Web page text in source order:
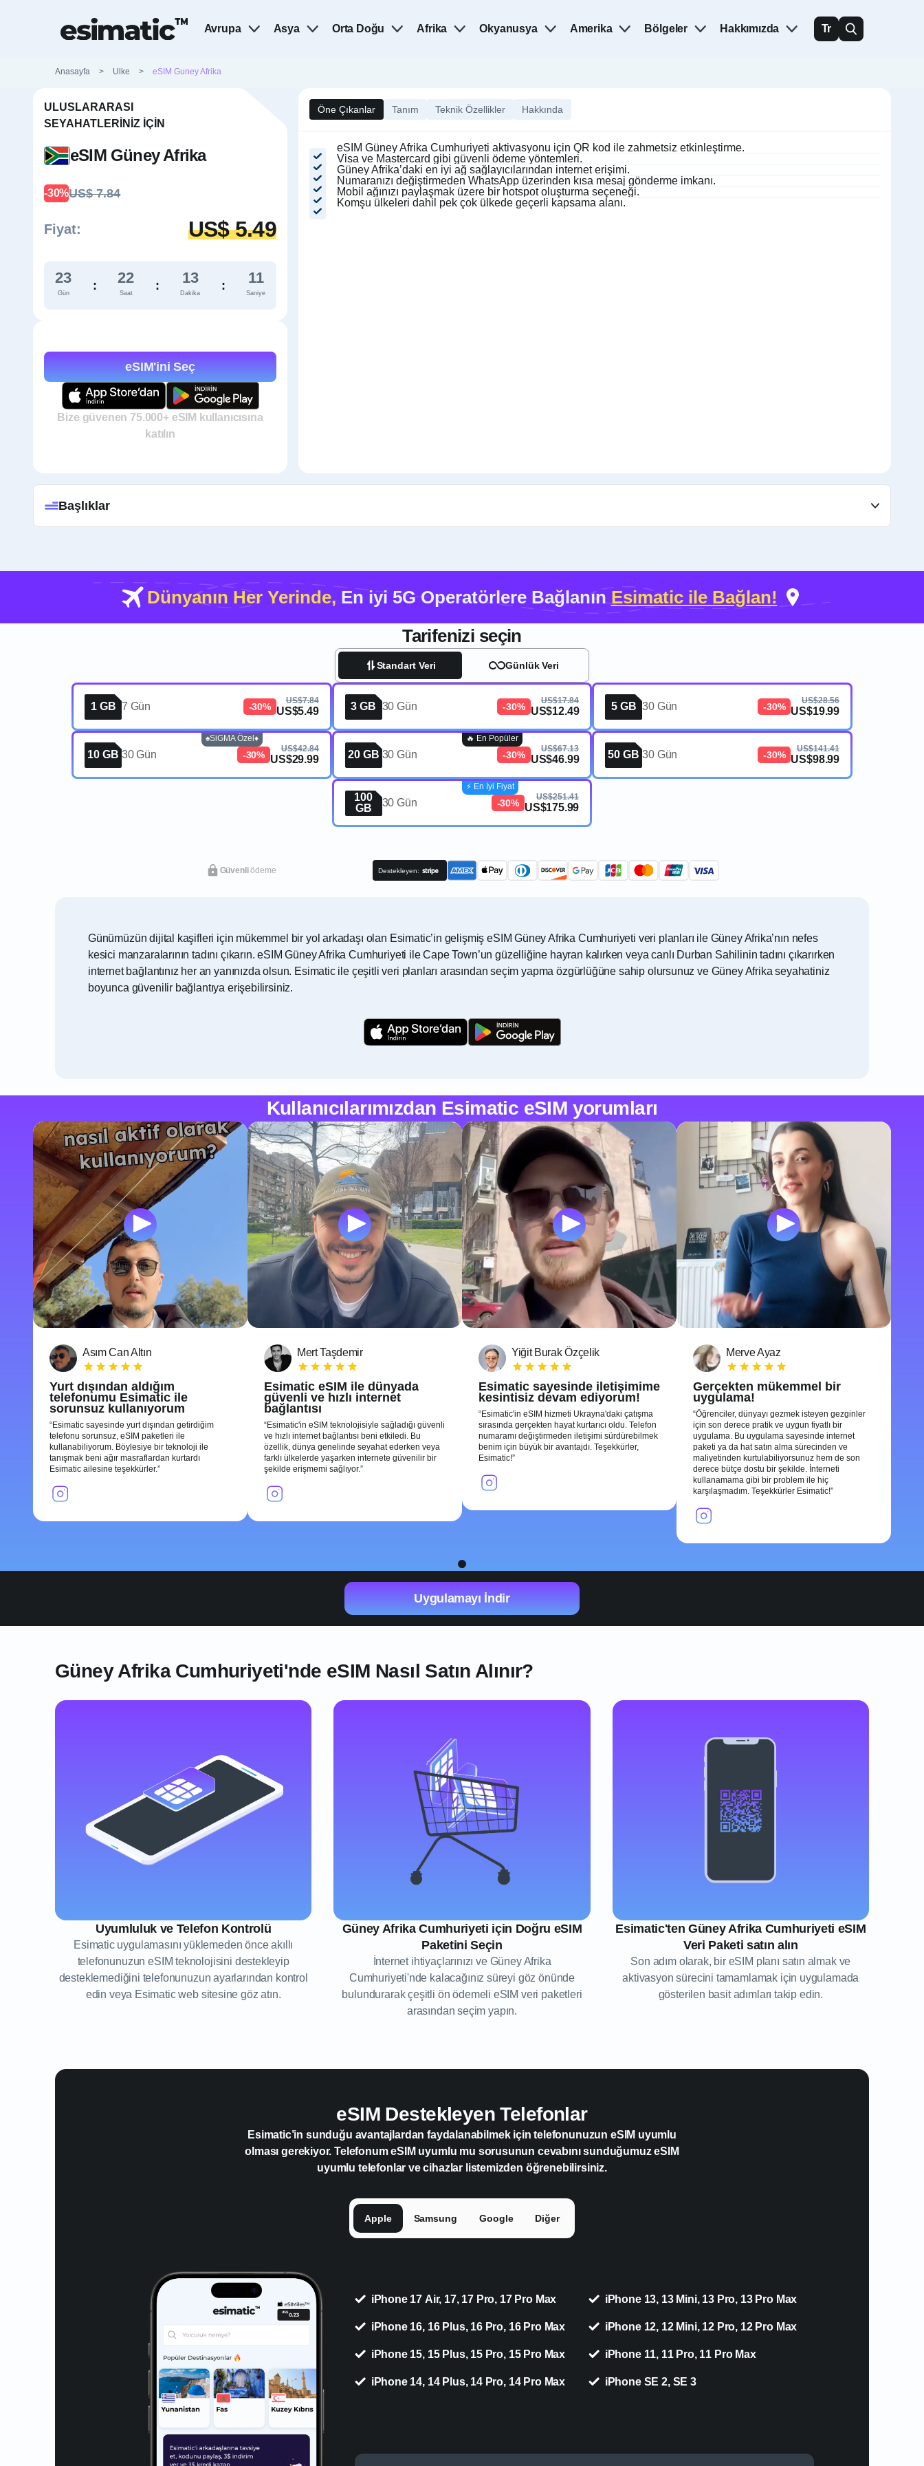
Avrupa Asya Orta Doğu Afrika Okyanusya Amerika Bölgeler Hakkımızda Tr
Anasayfa > Ulke > eSIM Guney Afrika
ULUSLARARASI
SEYAHATLERINIZ İÇIN
eSIM Güney Afrika
-30%US$ 7.84
Fiyat: US$ 5.49
23
Gün
: 22
Saat
: 13
Dakika
: 10
Saniye
eSIM'ini Seç
Bize güvenen 75.000+ eSIM kullanıcısına
katılın
Öne Çıkanlar Tanım Teknik Özellikler Hakkında
eSIM Güney Afrika Cumhuriyeti aktivasyonu için QR kod ile zahmetsiz etkinleştirme.
Visa ve Mastercard gibi güvenli ödeme yöntemleri.
Güney Afrika’daki en iyi ağ sağlayıcılarından internet erişimi.
Numaranızı değiştirmeden WhatsApp üzerinden kısa mesaj gönderme imkanı.
Mobil ağınızı paylaşmak üzere bir hotspot oluşturma seçeneği.
Komşu ülkeleri dahil pek çok ülkede geçerli kapsama alanı.
Başlıklar
Dünyanın Her Yerinde, En iyi 5G Operatörlere BağlanınEsimatic ile Bağlan!
Tarifenizi seçin
Standart Veri Günlük Veri
1 GB 7 Gün -30%
US$7.84
US$5.49 3 GB 30 Gün -30%
US$17.84
US$12.49 5 GB 30 Gün -30%
US$28.56
US$19.99
10 GB 30 Gün -30%
US$42.84
US$29.99
♠️SiGMA Özel♦️
20 GB 30 Gün -30%
US$67.13
US$46.99
🔥 En Popüler
50 GB 30 Gün -30%
US$141.41
US$98.99
100
GB
30 Gün -30%
US$251.41
US$175.99
⚡️ En İyi Fiyat
Güvenliödeme Destekleyen:
Günümüzün dijital kaşifleri için mükemmel bir yol arkadaşı olan Esimatic’in gelişmiş eSIM Güney Afrika Cumhuriyeti veri planları ile Güney Afrika’nın nefes
kesici manzaralarının tadını çıkarın. eSIM Güney Afrika Cumhuriyeti ile Cape Town’un güzelliğine hayran kalırken veya canlı Durban Sahilinin tadını çıkarırken
internet bağlantınız her an yanınızda olsun. Esimatic ile çeşitli veri planları arasından seçim yapma özgürlüğüne sahip olursunuz ve Güney Afrika seyahatiniz
boyunca güvenilir bağlantıya erişebilirsiniz.
Kullanıcılarımızdan Esimatic eSIM yorumları
Asım Can Altın
Yurt dışından aldığım
telefonumu Esimatic ile
sorunsuz kullanıyorum
Esimatic sayesinde yurt dışından getirdiğim
telefonu sorunsuz, eSIM paketleri ile
kullanabiliyorum. Böylesiye bir teknoloji ile
tanışmak beni ağır masraflardan kurtardı
Esimatic ailesine teşekkürler.
Mert Taşdemir
Esimatic eSIM ile dünyada
güvenli ve hızlı internet
bağlantısı
Esimatic'in eSIM teknolojisiyle sağladığı güvenli
ve hızlı internet bağlantısı beni etkiledi. Bu
özellik, dünya genelinde seyahat ederken veya
farklı ülkelerde yaşarken internete güvenilir bir
şekilde erişmemi sağlıyor.
Yiğit Burak Özçelik
Esimatic sayesinde iletişimime
kesintisiz devam ediyorum!
Esimatic'in eSIM hizmeti Ukrayna'daki çatışma
sırasında gerçekten hayat kurtarıcı oldu. Telefon
numaramı değiştirmeden iletişimi sürdürebilmek
benim için büyük bir avantajdı. Teşekkürler,
Esimatic!
Merve Ayaz
Gerçekten mükemmel bir
uygulama!
Öğrenciler, dünyayı gezmek isteyen gezginler
için son derece pratik ve uygun fiyatlı bir
uygulama. Bu uygulama sayesinde internet
paketi ya da hat satın alma sürecinden ve
maliyetinden kurtulabiliyorsunuz hem de son
derece bütçe dostu bir şekilde. İnterneti
kullanamama gibi bir problem ile hiç
karşılaşmadım. Teşekkürler Esimatic!
1
Uygulamayı İndir
Güney Afrika Cumhuriyeti'nde eSIM Nasıl Satın Alınır?
Uyumluluk ve Telefon Kontrolü
Esimatic uygulamasını yüklemeden önce akıllı
telefonunuzun eSIM teknolojisini destekleyip
desteklemediğini telefonunuzun ayarlarından kontrol
edin veya Esimatic web sitesine göz atın.
Güney Afrika Cumhuriyeti için Doğru eSIM
Paketini Seçin
İnternet ihtiyaçlarınızı ve Güney Afrika
Cumhuriyeti'nde kalacağınız süreyi göz önünde
bulundurarak çeşitli ön ödemeli eSIM veri paketleri
arasından seçim yapın.
Esimatic'ten Güney Afrika Cumhuriyeti eSIM
Veri Paketi satın alın
Son adım olarak, bir eSIM planı satın almak ve
aktivasyon sürecini tamamlamak için uygulamada
gösterilen basit adımları takip edin.
eSIM Destekleyen Telefonlar
Esimatic’in sunduğu avantajlardan faydalanabilmek için telefonunuzun eSIM uyumlu
olması gerekiyor. Telefonum eSIM uyumlu mu sorusunun cevabını sunduğumuz eSIM
uyumlu telefonlar ve cihazlar listemizden öğrenebilirsiniz.
Apple Samsung Google Diğer
iPhone 17 Air, 17, 17 Pro, 17 Pro Max
iPhone 16, 16 Plus, 16 Pro, 16 Pro Max
iPhone 15, 15 Plus, 15 Pro, 15 Pro Max
iPhone 14, 14 Plus, 14 Pro, 14 Pro Max
iPhone 13, 13 Mini, 13 Pro, 13 Pro Max
iPhone 12, 12 Mini, 12 Pro, 12 Pro Max
iPhone 11, 11 Pro, 11 Pro Max
iPhone SE 2, SE 3